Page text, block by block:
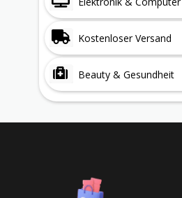
Kostenloser Versand
Beauty & Gesundheit